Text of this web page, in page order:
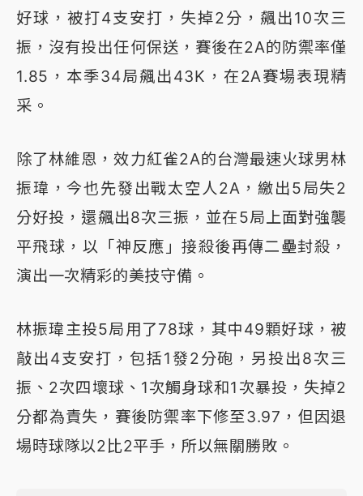
好球，被打4支安打，失掉2分，飆出10次三
振，沒有投出任何保送，賽後在2A的防禦率僅
1.85，本季34局飆出43K，在2A賽場表現精
采。
除了林維恩，效力紅雀2A的台灣最速火球男林
振瑋，今也先發出戰太空人2A，繳出5局失2
分好投，還飆出8次三振，並在5局上面對強襲
平飛球，以「神反應」接殺後再傳二壘封殺，
演出一次精彩的美技守備。
林振瑋主投5局用了78球，其中49顆好球，被
敲出4支安打，包括1發2分砲，另投出8次三
振、2次四壞球、1次觸身球和1次暴投，失掉2
分都為責失，賽後防禦率下修至3.97，但因退
場時球隊以2比2平手，所以無關勝敗。